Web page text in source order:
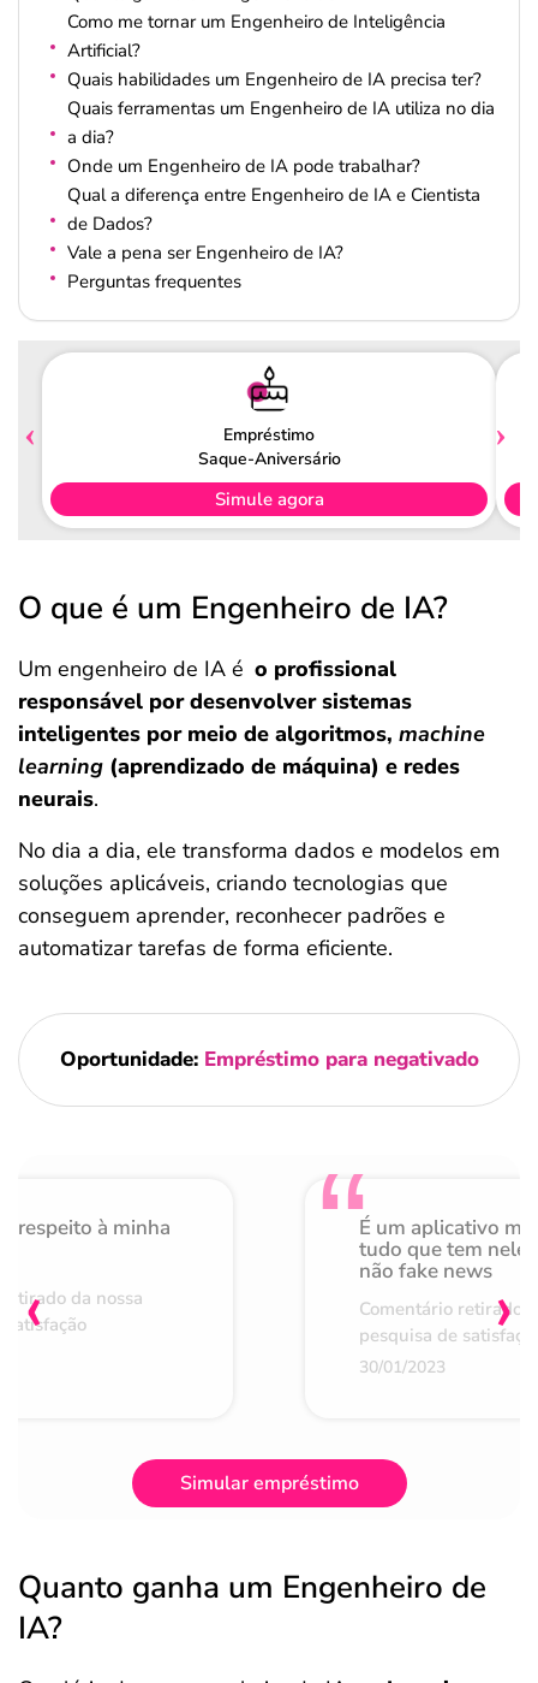
Como me tornar um Engenheiro de Inteligência
Artificial?
Quais habilidades um Engenheiro de IA precisa ter?
Quais ferramentas um Engenheiro de IA utiliza no dia
a dia?
Onde um Engenheiro de IA pode trabalhar?
Qual a diferença entre Engenheiro de IA e Cientista
de Dados?
Vale a pena ser Engenheiro de IA?
Perguntas frequentes
Empréstimo
Saque-Aniversário
Simule agora
O que é um Engenheiro de IA?
Um engenheiro de IA é o profissional
responsável por desenvolver sistemas
inteligentes por meio de algoritmos, machine
learning (aprendizado de máquina) e redes
neurais.
No dia a dia, ele transforma dados e modelos em
soluções aplicáveis, criando tecnologias que
conseguem aprender, reconhecer padrões e
automatizar tarefas de forma eficiente.
Oportunidade: Empréstimo para negativado
respeito à minha
da nossa
É um aplicativo
tudo que tem nele
não fake news
Comentário retirado
pesquisa de
30/01/2023
‹ ›
Simular empréstimo
Quanto ganha um Engenheiro de
IA?